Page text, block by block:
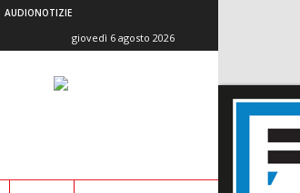
AUDIONOTIZIE
giovedì 6 agosto 2026